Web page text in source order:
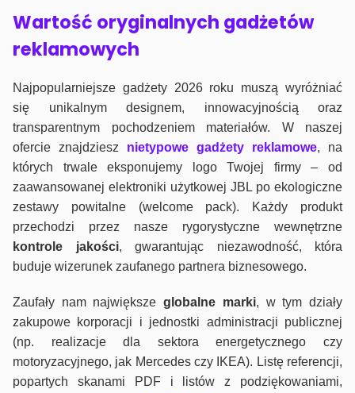
Wartość oryginalnych gadżetów
reklamowych
Najpopularniejsze gadżety 2026 roku muszą wyróżniać
się unikalnym designem, innowacyjnością oraz
transparentnym pochodzeniem materiałów. W naszej
ofercie znajdziesz nietypowe gadżety reklamowe, na
których trwale eksponujemy logo Twojej firmy – od
zaawansowanej elektroniki użytkowej JBL po ekologiczne
zestawy powitalne (welcome pack). Każdy produkt
przechodzi przez nasze rygorystyczne wewnętrzne
kontrole jakości, gwarantując niezawodność, która
buduje wizerunek zaufanego partnera biznesowego.
Zaufały nam największeglobalne marki, w tym działy
zakupowe korporacji i jednostki administracji publicznej
(np. realizacje dla sektora energetycznego czy
motoryzacyjnego, jak Mercedes czy IKEA). Listę referencji,
popartych skanami PDF i listów z podziękowaniami,